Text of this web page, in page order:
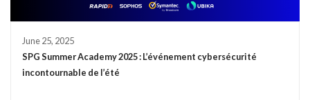
June 25, 2025
SPG Summer Academy 2025 : L’événement cybersécurité
incontournable de l’été